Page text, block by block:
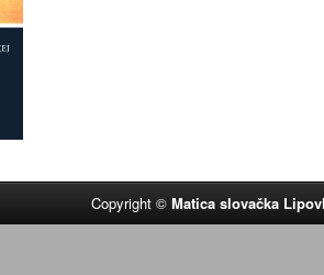
Copyright ©Matica slovačka